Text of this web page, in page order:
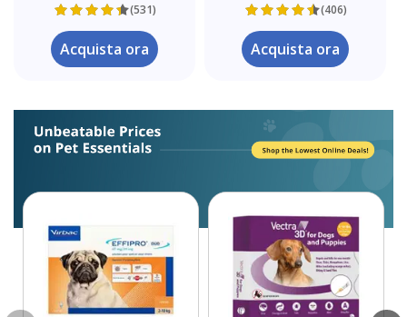
(531)
Acquista ora
(406)
Acquista ora